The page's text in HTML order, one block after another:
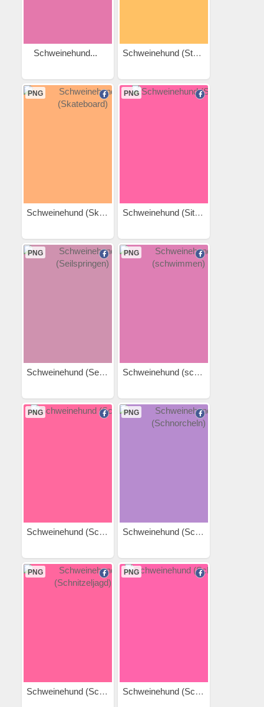
Schweinehund... Schweinehund (Stabhochsprung)
PNG
Schweinehund (Skateboard)
PNG
Schweinehund (Situp)
PNG
Schweinehund (Seilspringen)
PNG
Schweinehund (schwimmen)
PNG
Schweinehund (Schuhe)
PNG
Schweinehund (Schnorcheln)
PNG
Schweinehund (Schnitzeljagd)
PNG
Schweinehund (Schlafen)